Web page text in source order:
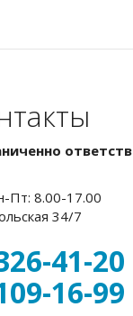
Пт: 8.00-17.00
34/7
41-20
16-99